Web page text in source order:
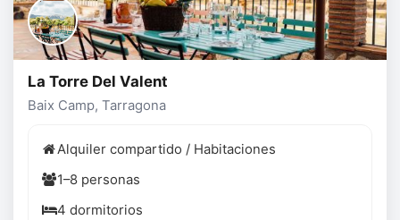
La Torre Del Valent
Baix Camp, Tarragona
Alquiler compartido / Habitaciones
1–8 personas
4 dormitorios